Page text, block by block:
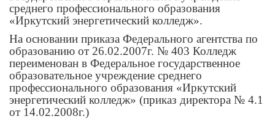
среднего профессионального образования
«Иркутский энергетический колледж».
На основании приказа Федерального агентства по
образованию от 26.02.2007г. № 403 Колледж
переименован в Федеральное государственное
образовательное учреждение среднего
профессионального образования «Иркутский
энергетический колледж» (приказ директора № 4.1
от 14.02.2008г.)